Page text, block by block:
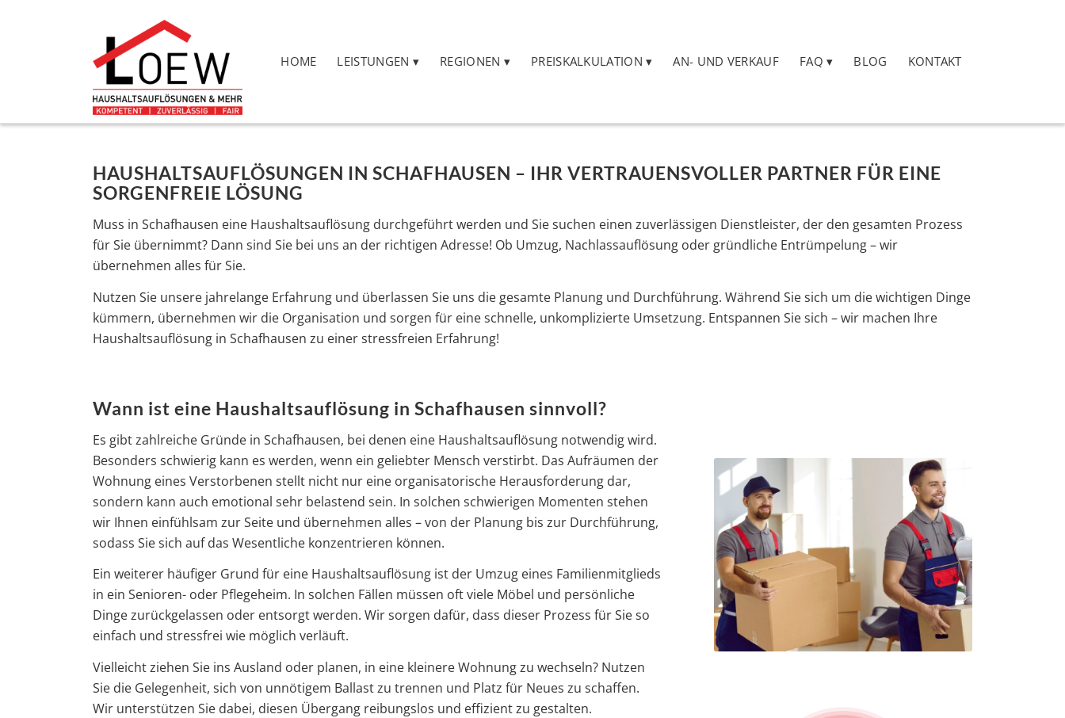
HOME LEISTUNGEN REGIONEN PREISKALKULATION AN- UND VERKAUF FAQ BLOG KONTAKT
HAUSHALTSAUFLÖSUNGEN IN SCHAFHAUSEN – IHR VERTRAUENSVOLLER PARTNER FÜR EINE
SORGENFREIE LÖSUNG
Muss in Schafhausen eine Haushaltsauflösung durchgeführt werden und Sie suchen einen zuverlässigen Dienstleister, der den gesamten Prozess
für Sie übernimmt? Dann sind Sie bei uns an der richtigen Adresse! Ob Umzug, Nachlassauflösung oder gründliche Entrümpelung – wir
übernehmen alles für Sie.
Nutzen Sie unsere jahrelange Erfahrung und überlassen Sie uns die gesamte Planung und Durchführung. Während Sie sich um die wichtigen Dinge
kümmern, übernehmen wir die Organisation und sorgen für eine schnelle, unkomplizierte Umsetzung. Entspannen Sie sich – wir machen Ihre
Haushaltsauflösung in Schafhausen zu einer stressfreien Erfahrung!
Wann ist eine Haushaltsauflösung in Schafhausen sinnvoll?
Es gibt zahlreiche Gründe in Schafhausen, bei denen eine Haushaltsauflösung notwendig wird.
Besonders schwierig kann es werden, wenn ein geliebter Mensch verstirbt. Das Aufräumen der
Wohnung eines Verstorbenen stellt nicht nur eine organisatorische Herausforderung dar,
sondern kann auch emotional sehr belastend sein. In solchen schwierigen Momenten stehen
wir Ihnen einfühlsam zur Seite und übernehmen alles – von der Planung bis zur Durchführung,
sodass Sie sich auf das Wesentliche konzentrieren können.
Ein weiterer häufiger Grund für eine Haushaltsauflösung ist der Umzug eines Familienmitglieds
in ein Senioren- oder Pflegeheim. In solchen Fällen müssen oft viele Möbel und persönliche
Dinge zurückgelassen oder entsorgt werden. Wir sorgen dafür, dass dieser Prozess für Sie so
einfach und stressfrei wie möglich verläuft.
Vielleicht ziehen Sie ins Ausland oder planen, in eine kleinere Wohnung zu wechseln? Nutzen
Sie die Gelegenheit, sich von unnötigem Ballast zu trennen und Platz für Neues zu schaffen.
Wir unterstützen Sie dabei, diesen Übergang reibungslos und effizient zu gestalten.